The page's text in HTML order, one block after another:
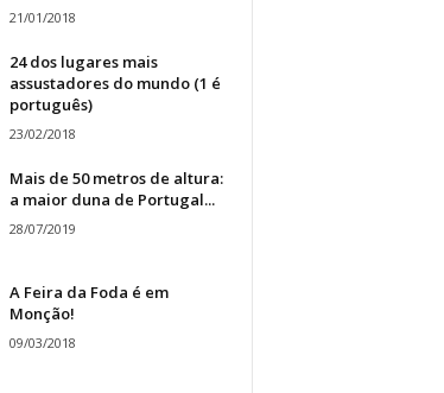
21/01/2018
24 dos lugares mais
assustadores do mundo (1 é
português)
23/02/2018
Mais de 50 metros de altura:
a maior duna de Portugal...
28/07/2019
A Feira da Foda é em
Monção!
09/03/2018